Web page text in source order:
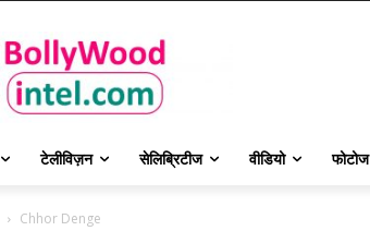
टेलीविज़न सेलिब्रिटीज वीडियो फोटोज
Chhor Denge